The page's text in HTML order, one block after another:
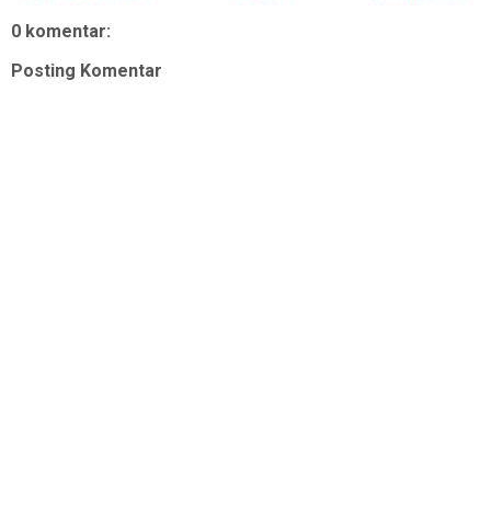
0 komentar:
Posting Komentar